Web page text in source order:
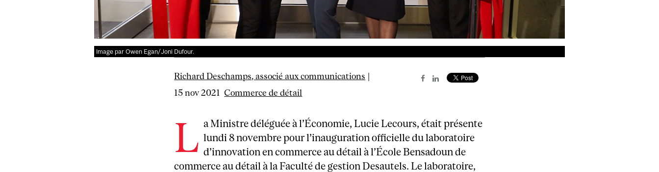
Image par Owen Egan/Joni Dufour.
Richard Deschamps, associé aux communications
15 nov 2021 Commerce de détail
L a Ministre déléguée à l’Économie, Lucie Lecours, était présente
lundi 8 novembre pour l’inauguration officielle du laboratoire
d’innovation en commerce au détail à l’École Bensadoun de
commerce au détail à la Faculté de gestion Desautels. Le laboratoire,